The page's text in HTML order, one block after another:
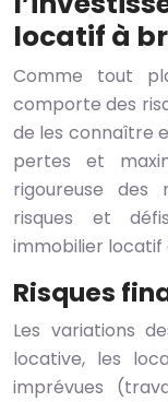
locatif à
Comme tout
comporte des
de les connaître
pertes et
rigoureuse des
risques et
immobilier locatif
Risques
Les variations
locative, les
imprévues